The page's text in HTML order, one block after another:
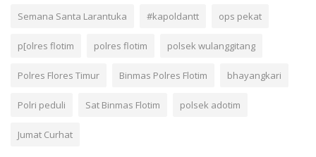
Semana Santa Larantuka #kapoldantt ops pekat
p[olres flotim polres flotim polsek wulanggitang
Polres Flores Timur Binmas Polres Flotim bhayangkari
Polri peduli Sat Binmas Flotim polsek adotim
Jumat Curhat